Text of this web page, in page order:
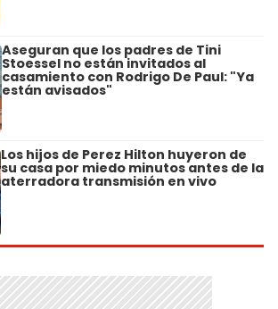
Aseguran que los padres de Tini
Stoessel no están invitados al
casamiento con Rodrigo De Paul: "Ya
están avisados"
Los hijos de Perez Hilton huyeron de
su casa por miedo minutos antes de la
aterradora transmisión en vivo